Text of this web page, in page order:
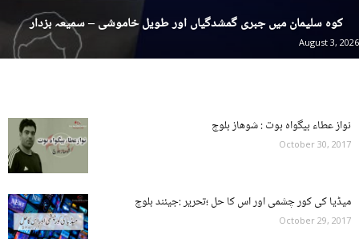
کوہ سلیمان میں جبری گمشدگیاں اور طویل خاموشی – سمیعہ بزدار
August 3, 2026
October 30, 2017
میڈیا کی کور چشمی اور اس کا حل ؛تحریر :جیئند بلوچ
October 29, 2017